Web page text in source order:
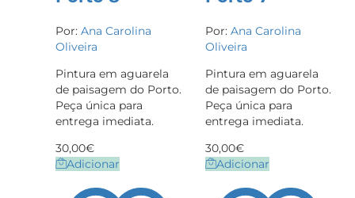
Por: Ana Carolina
Oliveira
Pintura em aguarela
de paisagem do Porto.
Peça única para
entrega imediata.
30,00€
Adicionar
Por: Ana Carolina
Oliveira
Pintura em aguarela
de paisagem do Porto.
Peça única para
entrega imediata.
30,00€
Adicionar